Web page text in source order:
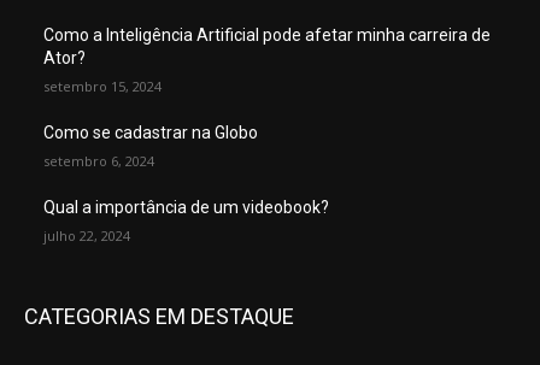
Como a Inteligência Artificial pode afetar minha carreira de
Ator?
setembro 15, 2024
Como se cadastrar na Globo
setembro 6, 2024
Qual a importância de um videobook?
julho 22, 2024
CATEGORIAS EM DESTAQUE